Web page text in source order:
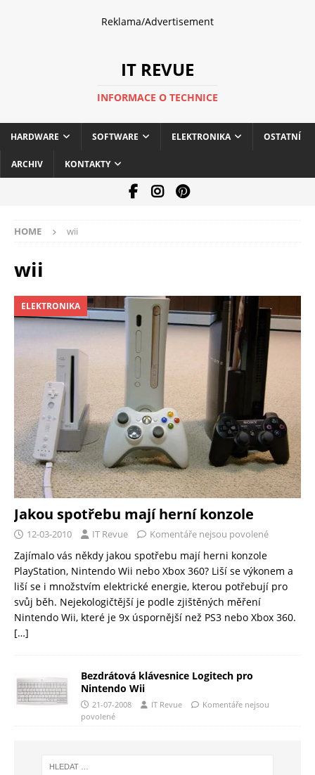
Reklama/Advertisement
IT REVUE
INFORMACE O TECHNICE
HARDWARE SOFTWARE ELEKTRONIKA OSTATNÍ
ARCHIV KONTAKTY
HOME wii
wii
ELEKTRONIKA
Jakou spotřebu mají herní konzole
12-03-2010 IT Revue Komentáře nejsou povolené
Zajímalo vás někdy jakou spotřebu mají herni konzole
PlayStation, Nintendo Wii nebo Xbox 360? Liší se výkonem a
liší se i množstvím elektrické energie, kterou potřebují pro
svůj běh. Nejekologičtější je podle zjištěných měření
Nintendo Wii, které je 9x úspornější než PS3 nebo Xbox 360.
[…]
Bezdrátová klávesnice Logitech pro
Nintendo Wii
21-07-2008 IT Revue
Komentáře nejsou
povolené